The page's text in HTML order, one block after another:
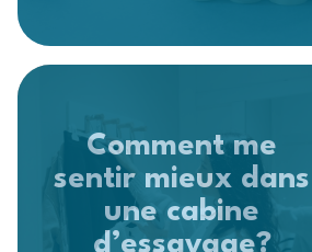
Comment me
sentir mieux dans
une cabine
d’essayage?